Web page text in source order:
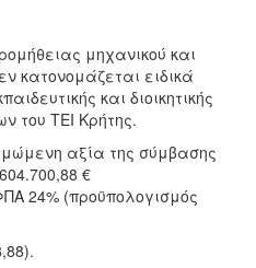
μηχανικού και
κατονομάζεται ειδικά
και διοικητικής
του ΤΕΙ Κρήτης.
αξία της σύμβασης
€
24% (προϋπολογισμός